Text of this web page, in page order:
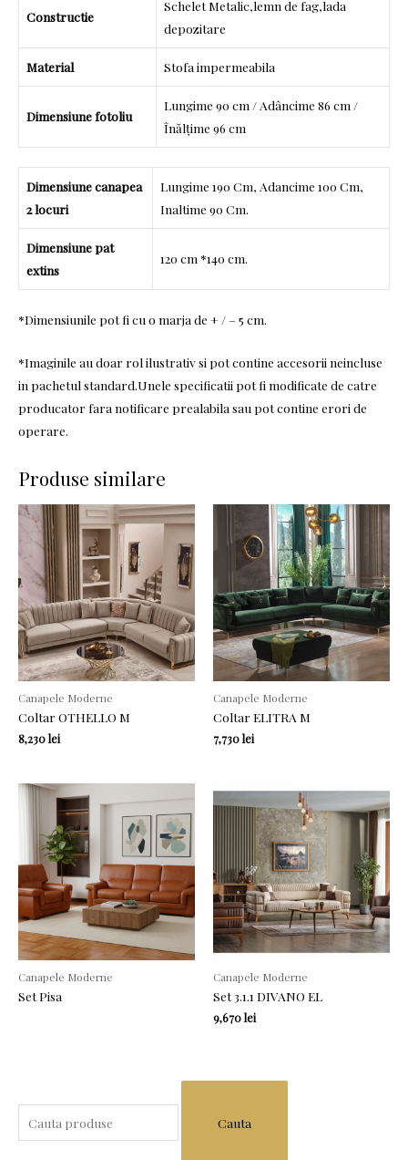
Constructie
Schelet Metalic,lemn de fag,lada
depozitare
Material Stofa impermeabila
Dimensiune fotoliu
Lungime 90 cm / Adâncime 86 cm /
Înălțime 96 cm
Dimensiune canapea
2 locuri
Lungime 190 Cm, Adancime 100 Cm,
Inaltime 90 Cm.
Dimensiune pat
extins
120 cm *140 cm.
*Dimensiunile pot fi cu o marja de + / – 5 cm.
*Imaginile au doar rol ilustrativ si pot contine accesorii neincluse
in pachetul standard.Unele specificatii pot fi modificate de catre
producator fara notificare prealabila sau pot contine erori de
operare.
Produse similare
Canapele Moderne
Coltar OTHELLO M
8,230lei
Canapele Moderne
Coltar ELITRA M
7,730lei
Canapele Moderne
Set Pisa
Canapele Moderne
Set 3.1.1 DIVANO EL
9,670lei
a